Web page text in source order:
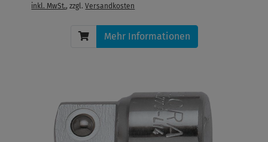
inkl. MwSt., zzgl.Versandkosten
Mehr Informationen